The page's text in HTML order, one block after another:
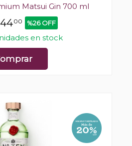
Matsui Gin 700 ml
00 %26 OFF
en stock